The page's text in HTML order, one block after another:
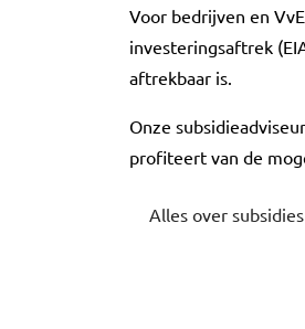
Voor bedrijven en
investeringsaftrek
aftrekbaar is.
Onze
profiteert van de
Alles over subsidies